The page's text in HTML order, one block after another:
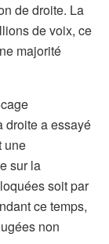
de droite. La
de voix, ce
majorité
droite a essayé
une
sur la
soit par
ce temps,
non